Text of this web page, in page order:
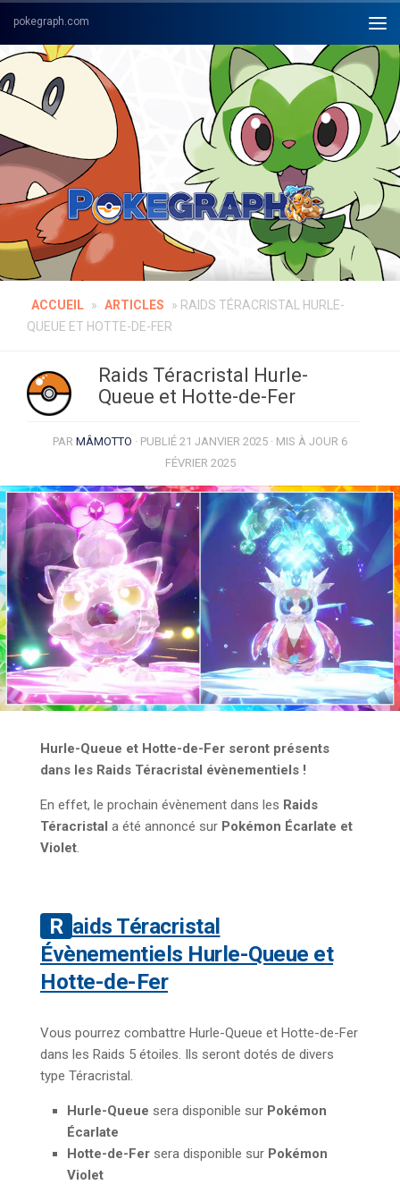
Skip to content
ACCUEIL » ARTICLES » RAIDS TÉRACRISTAL HURLE-
QUEUE ET HOTTE-DE-FER
Raids Téracristal Hurle-
Queue et Hotte-de-Fer
PAR MÂMOTTO · PUBLIÉ 21 JANVIER 2025 · MIS À JOUR 6
FÉVRIER 2025
Hurle-Queue et Hotte-de-Fer seront présents
dans les Raids Téracristal évènementiels !
En effet, le prochain évènement dans les Raids
Téracristal a été annoncé sur Pokémon Écarlate et
Violet.
Raids Téracristal
Évènementiels Hurle-Queue et
Hotte-de-Fer
Vous pourrez combattre Hurle-Queue et Hotte-de-Fer
dans les Raids 5 étoiles. Ils seront dotés de divers
type Téracristal.
Hurle-Queue sera disponible sur Pokémon
Écarlate
Hotte-de-Fer sera disponible sur Pokémon
Violet